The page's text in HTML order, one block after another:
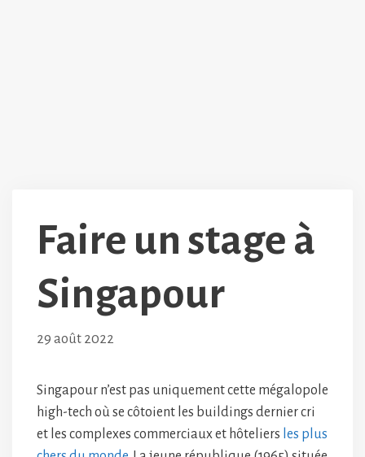
Faire un stage à
Singapour
29 août 2022
Singapour n’est pas uniquement cette mégalopole
high-tech où se côtoient les buildings dernier cri
et les complexes commerciaux et hôteliers les plus